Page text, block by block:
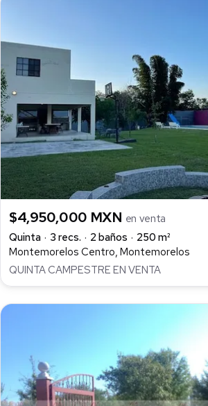
$4,950,000 MXN en venta
Quinta
3 recs. 2 baños
250 m²
Montemorelos Centro, Montemorelos
QUINTA CAMPESTRE EN VENTA